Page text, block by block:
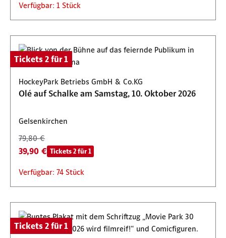
Verfügbar: 1 Stück
Tickets 2 für 1
HockeyPark Betriebs GmbH & Co.KG
Olé auf Schalke am Samstag, 10. Oktober 2026
Gelsenkirchen
79,80 €
39,90 € Tickets 2 für 1
Verfügbar: 74 Stück
Tickets 2 für 1